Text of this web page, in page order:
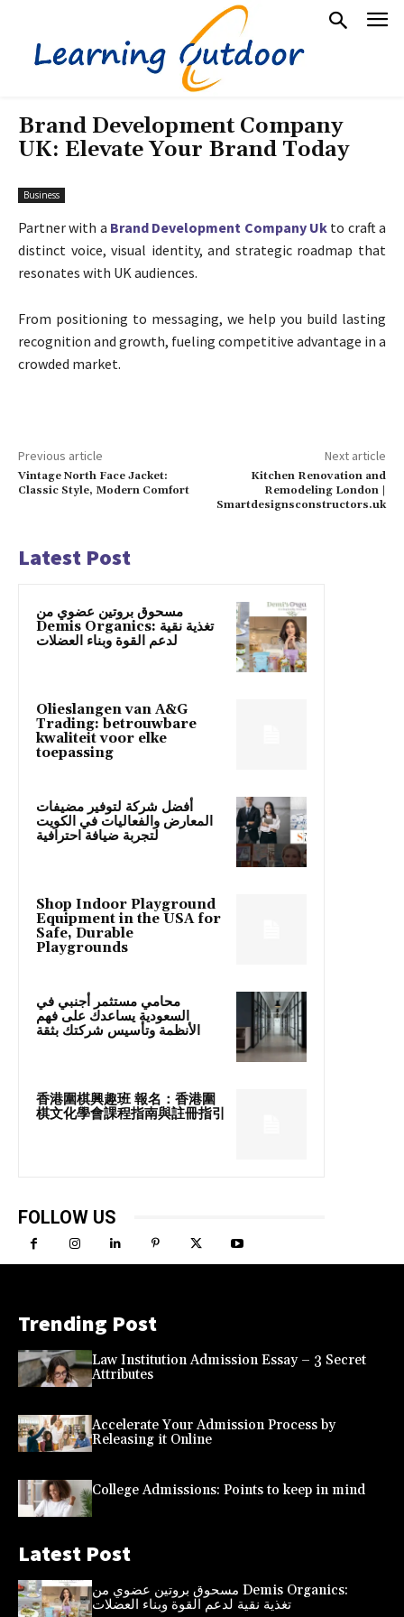
Brand Development Company
UK: Elevate Your Brand Today
Business
Partner with a Brand Development Company Uk to craft a
distinct voice, visual identity, and strategic roadmap that
resonates with UK audiences.
From positioning to messaging, we help you build lasting
recognition and growth, fueling competitive advantage in a
crowded market.
Previous article
Vintage North Face Jacket:
Classic Style, Modern Comfort
Next article
Kitchen Renovation and
Remodeling London |
Smartdesignsconstructors.uk
Latest Post
مسحوق بروتين عضوي من
Demis Organics: تغذية نقية
لدعم القوة وبناء العضلات
Olieslangen van A&G
Trading: betrouwbare
kwaliteit voor elke
toepassing
أفضل شركة لتوفير مضيفات
المعارض والفعاليات في الكويت
لتجربة ضيافة احترافية
Shop Indoor Playground
Equipment in the USA for
Safe, Durable
Playgrounds
محامي مستثمر أجنبي في
السعودية يساعدك على فهم
الأنظمة وتأسيس شركتك بثقة
香港圍棋興趣班 報名：香港圍
棋文化學會課程指南與註冊指引
FOLLOW US
Trending Post
Law Institution Admission Essay – 3 Secret
Attributes
Accelerate Your Admission Process by
Releasing it Online
College Admissions: Points to keep in mind
Latest Post
مسحوق بروتين عضوي من Demis Organics:
تغذية نقية لدعم القوة وبناء العضلات